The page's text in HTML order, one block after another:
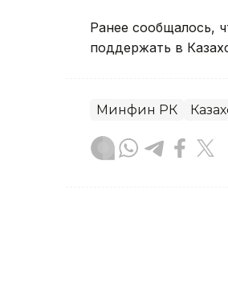
Ранее сообщалось,
поддержать в
Минфин РК